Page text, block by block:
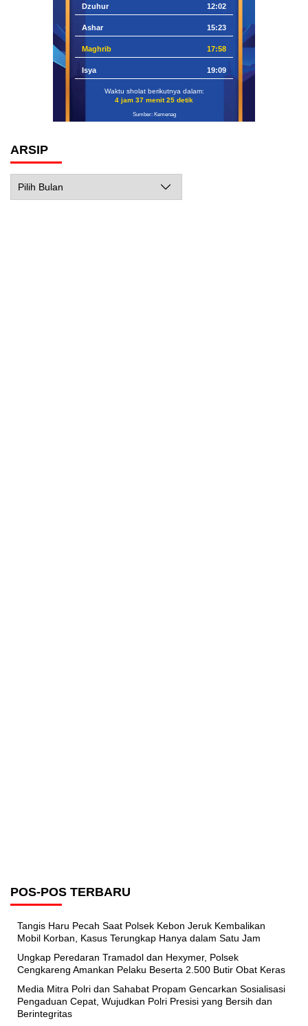
Dzuhur 12:02
Ashar 15:23
Maghrib 17:58
Isya 19:09
Waktu sholat berikutnya dalam:
4 jam 37 menit 24 detik
Sumber: Kemenag
ARSIP
POS-POS TERBARU
Tangis Haru Pecah Saat Polsek Kebon Jeruk Kembalikan
Mobil Korban, Kasus Terungkap Hanya dalam Satu Jam
Ungkap Peredaran Tramadol dan Hexymer, Polsek
Cengkareng Amankan Pelaku Beserta 2.500 Butir Obat Keras
Media Mitra Polri dan Sahabat Propam Gencarkan Sosialisasi
Pengaduan Cepat, Wujudkan Polri Presisi yang Bersih dan
Berintegritas